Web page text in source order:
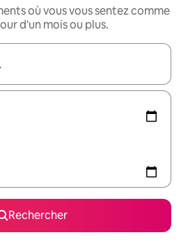
où vous vous sentez comme
d'un mois ou plus.
utilisez les flèches vers le
Rechercher